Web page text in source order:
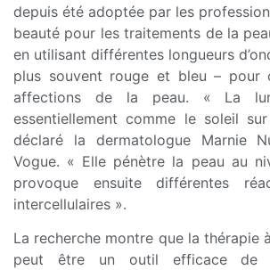
depuis été adoptée par les
beauté pour les traitements de la
en utilisant différentes longueurs
plus souvent rouge et bleu – pour
affections de la peau. « La
essentiellement comme le soleil
déclaré la dermatologue Marnie
Vogue. « Elle pénètre la peau au
provoque ensuite différentes
intercellulaires ».
La recherche montre que la thérapie
peut être un outil efficace de